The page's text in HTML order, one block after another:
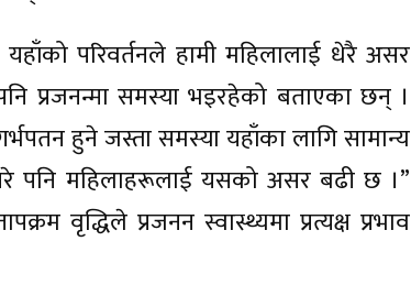
परिवर्तनले हामी महिलालाई धेरै असर
प्रजनन्मा समस्या भइरहेको बताएका छन् ।
हुने जस्ता समस्या यहाँका लागि सामान्य
महिलाहरूलाई यसको असर बढी छ ।”
वृद्धिले प्रजनन स्वास्थ्यमा प्रत्यक्ष प्रभाव